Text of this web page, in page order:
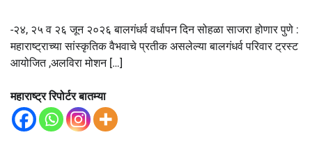
-२४, २५ व २६ जून २०२६ बालगंधर्व वर्धापन दिन सोहळा साजरा होणार पुणे :
महाराष्ट्राच्या सांस्कृतिक वैभवाचे प्रतीक असलेल्या बालगंधर्व परिवार ट्रस्ट
आयोजित ,अलविरा मोशन […]
महाराष्ट्र रिपोर्टर बातम्या